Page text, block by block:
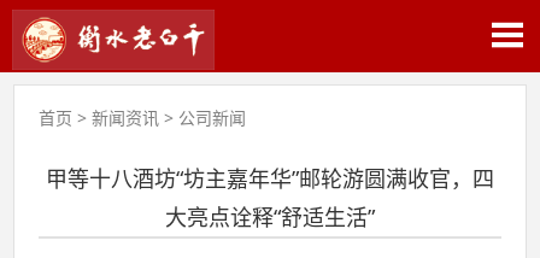
首页 >新闻资讯 > 公司新闻
甲等十八酒坊“坊主嘉年华”邮轮游圆满收官，四
大亮点诠释“舒适生活”